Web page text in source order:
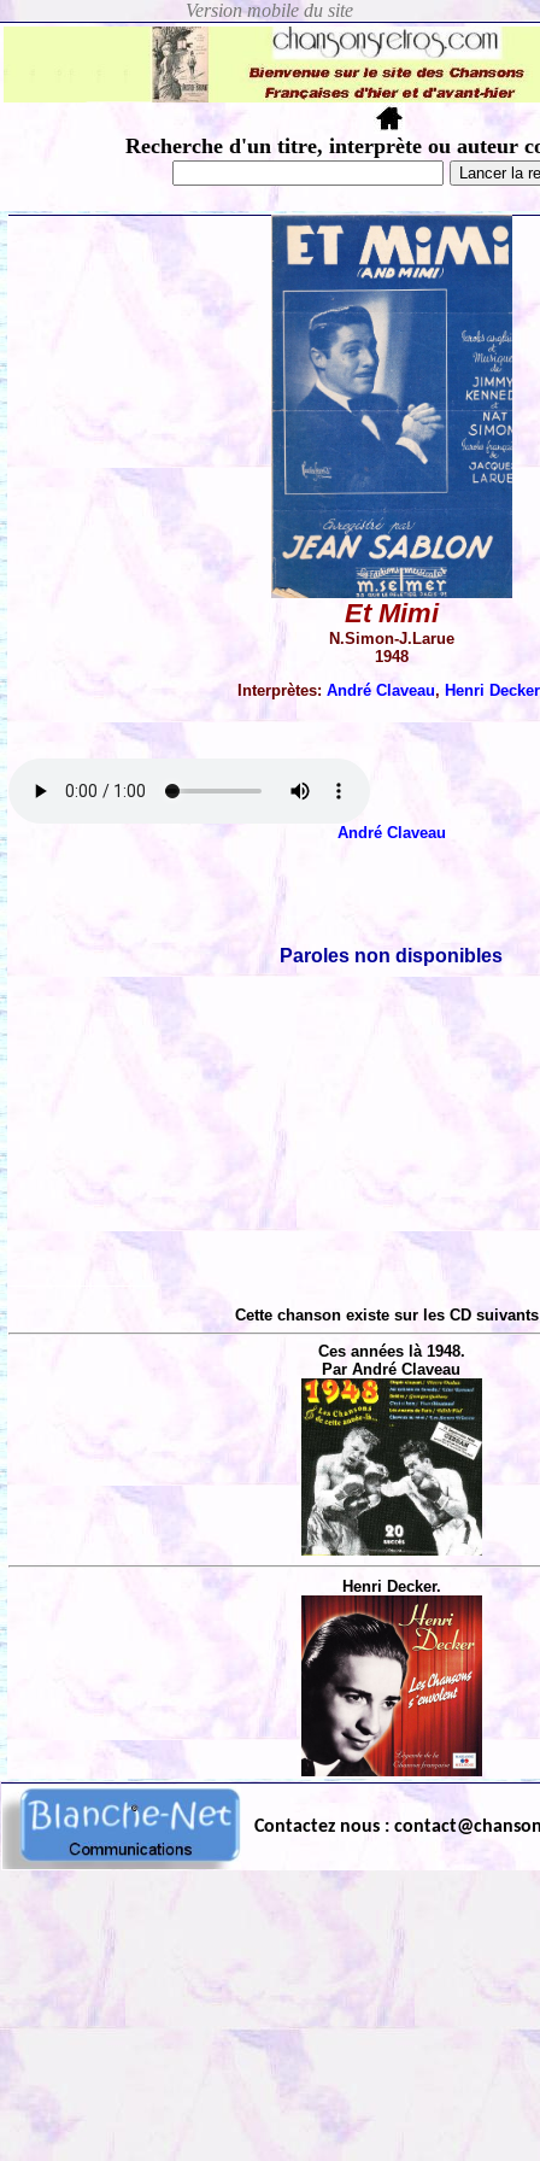
Recherche d'un titre, interprète ou auteur
Et Mimi
N.Simon-J.Larue
1948
Interprètes:André Claveau, Henri Decker
André Claveau
Paroles non disponibles
Cette chanson existe sur les CD
Ces années là 1948.
Par André Claveau
Henri Decker.
Contactez nous :